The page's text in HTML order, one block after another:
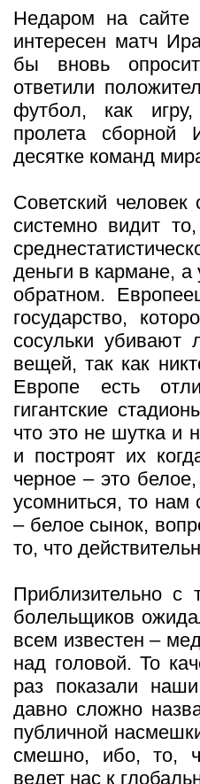
Недаром на
интересен матч
бы вновь
ответили
футбол, как
пролета сборной
десятке команд
Советский
системно видит
деньги в кармане,
обратном.
государство,
сосульки
вещей, так как
Европе есть
гигантские
что это не шутка и
и построят их
черное – это
усомниться, то нам
– белое сынок,
то, что
Приблизительно с
болельщиков
всем известен –
над головой. То
раз показали
давно сложно
публичной
смешно, ибо, то,
ведет нас к